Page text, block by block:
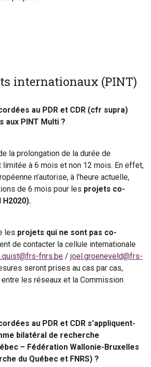
internationaux (PINT)
au PDR et CDR (cfr supra)
aux PINT Multi ?
la prolongation de la durée de
à 6 mois et non 12 mois. En effet,
n’autorise, à l’heure actuelle,
de 6 mois pour les projets co-
les projets qui ne sont pas co-
de contacter la cellule internationale
fnrs.be / joel.groeneveld@frs-
seront prises au cas par cas,
les réseaux et la Commission
au PDR et CDR s’appliquent-
bilatéral de recherche
– Fédération Wallonie-Bruxelles
du Québec et FNRS) ?